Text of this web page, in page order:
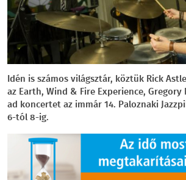
Idén is számos világsztár, köztük Rick
az Earth, Wind & Fire Experience, Gregory
ad koncertet az immár 14. Paloznaki
6-tól 8-ig.